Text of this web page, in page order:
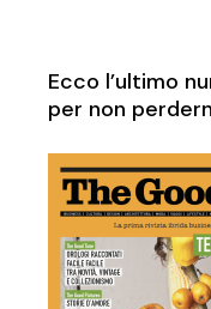
Ecco l’ultimo
per non